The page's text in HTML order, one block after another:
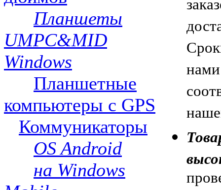
Планшеты
UMPC&MID
Windows
Планшетные
компьютеры с GPS
Коммуникаторы
OS Android
на Windows